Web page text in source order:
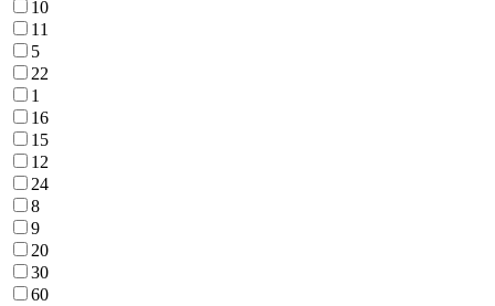
10
11
5
22
1
16
15
12
24
8
9
20
30
60